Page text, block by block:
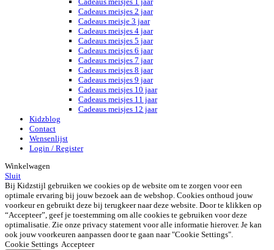
Cadeaus meisjes 2 jaar
Cadeaus meisje 3 jaar
Cadeaus meisjes 4 jaar
Cadeaus meisjes 5 jaar
Cadeaus meisjes 6 jaar
Cadeaus meisjes 7 jaar
Cadeaus meisjes 8 jaar
Cadeaus meisjes 9 jaar
Cadeaus meisjes 10 jaar
Cadeaus meisjes 11 jaar
Cadeaus meisjes 12 jaar
Kidzblog
Contact
Wensenlijst
Login / Register
Winkelwagen
Sluit
Bij Kidzstijl gebruiken we cookies op de website om te zorgen voor een
optimale ervaring bij jouw bezoek aan de webshop. Cookies onthoud jouw
voorkeur en gebruikt deze bij terugkeer naar deze website. Door te klikken op
“Accepteer”, geef je toestemming om alle cookies te gebruiken voor deze
optimalisatie. Zie onze privacy statement voor alle informatie hierover. Je kan
ook jouw voorkeuren aanpassen door te gaan naar "Cookie Settings".
Cookie Settings Accepteer